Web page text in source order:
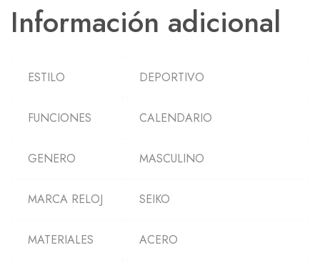
Información adicional
ESTILO DEPORTIVO
FUNCIONES CALENDARIO
GENERO MASCULINO
MARCA RELOJ SEIKO
MATERIALES ACERO